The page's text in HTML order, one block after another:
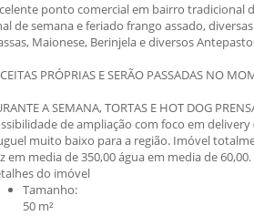
ponto comercial em bairro tradicional
de semana e feriado frango assado,
Maionese, Berinjela e diversos
PRÓPRIAS E SERÃO PASSADAS NO
A SEMANA, TORTAS E HOT DOG
de ampliação com foco em delivery
muito baixo para a região. Imóvel
em media de 350,00 água em media de 60,00.
do imóvel
Tamanho:
50 m²